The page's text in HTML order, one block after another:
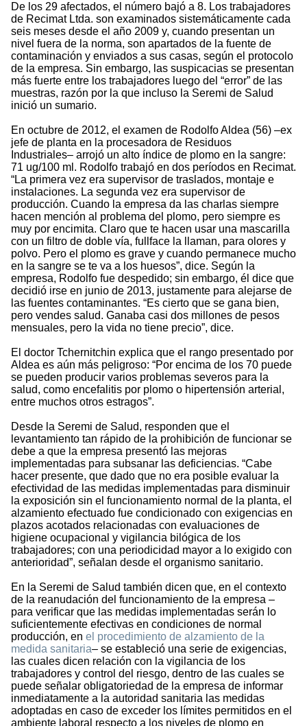
De los 29 afectados, el número bajó a 8. Los trabajadores
de Recimat Ltda. son examinados sistemáticamente cada
seis meses desde el año 2009 y, cuando presentan un
nivel fuera de la norma, son apartados de la fuente de
contaminación y enviados a sus casas, según el protocolo
de la empresa. Sin embargo, las suspicacias se presentan
más fuerte entre los trabajadores luego del “error” de las
muestras, razón por la que incluso la Seremi de Salud
inició un sumario.
En octubre de 2012, el examen de Rodolfo Aldea (56) –ex
jefe de planta en la procesadora de Residuos
Industriales– arrojó un alto índice de plomo en la sangre:
71 ug/100 ml. Rodolfo trabajó en dos períodos en Recimat.
“La primera vez era supervisor de traslados, montaje e
instalaciones. La segunda vez era supervisor de
producción. Cuando la empresa da las charlas siempre
hacen mención al problema del plomo, pero siempre es
muy por encimita. Claro que te hacen usar una mascarilla
con un filtro de doble vía, fullface la llaman, para olores y
polvo. Pero el plomo es grave y cuando permanece mucho
en la sangre se te va a los huesos”, dice. Según la
empresa, Rodolfo fue despedido; sin embargo, él dice que
decidió irse en junio de 2013, justamente para alejarse de
las fuentes contaminantes. “Es cierto que se gana bien,
pero vendes salud. Ganaba casi dos millones de pesos
mensuales, pero la vida no tiene precio”, dice.
El doctor Tchernitchin explica que el rango presentado por
Aldea es aún más peligroso: “Por encima de los 70 puede
se pueden producir varios problemas severos para la
salud, como encefalitis por plomo o hipertensión arterial,
entre muchos otros estragos”.
Desde la Seremi de Salud, responden que el
levantamiento tan rápido de la prohibición de funcionar se
debe a que la empresa presentó las mejoras
implementadas para subsanar las deficiencias. “Cabe
hacer presente, que dado que no era posible evaluar la
efectividad de las medidas implementadas para disminuir
la exposición sin el funcionamiento normal de la planta, el
alzamiento efectuado fue condicionado con exigencias en
plazos acotados relacionadas con evaluaciones de
higiene ocupacional y vigilancia bilógica de los
trabajadores; con una periodicidad mayor a lo exigido con
anterioridad”, señalan desde el organismo sanitario.
En la Seremi de Salud también dicen que, en el contexto
de la reanudación del funcionamiento de la empresa –
para verificar que las medidas implementadas serán lo
suficientemente efectivas en condiciones de normal
producción, en el procedimiento de alzamiento de la
medida sanitaria– se estableció una serie de exigencias,
las cuales dicen relación con la vigilancia de los
trabajadores y control del riesgo, dentro de las cuales se
puede señalar obligatoriedad de la empresa de informar
inmediatamente a la autoridad sanitaria las medidas
adoptadas en caso de exceder los límites permitidos en el
ambiente laboral respecto a los niveles de plomo en